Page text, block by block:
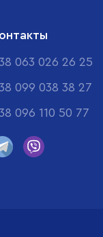
063 026 26 25
099 038 38 27
096 110 50 77